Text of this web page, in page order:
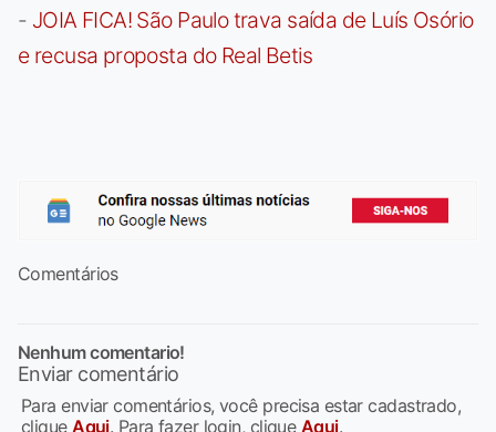
- JOIA FICA! São Paulo trava saída de Luís Osório
e recusa proposta do Real Betis
Comentários
Nenhum comentario!
Enviar comentário
Para enviar comentários, você precisa estar cadastrado,
cliqueAqui. Para fazer login, clique Aqui.